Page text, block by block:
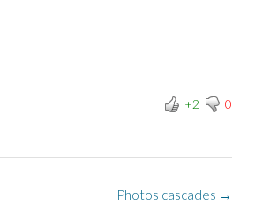
+2
0
Photos cascades →